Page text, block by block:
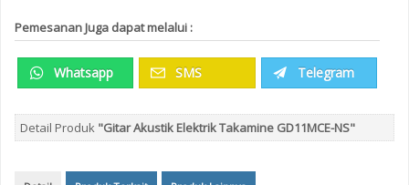
Pemesanan Juga dapat melalui :
Whatsapp SMS Telegram
Detail Produk "Gitar Akustik Elektrik Takamine GD11MCE-NS"